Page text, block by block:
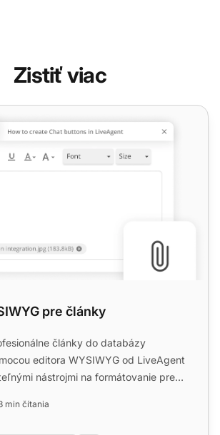
Zistiť viac
články
pre články
články do databázy
editora WYSIWYG od LiveAgent
nástrojmi na formátovanie pre
min čítania